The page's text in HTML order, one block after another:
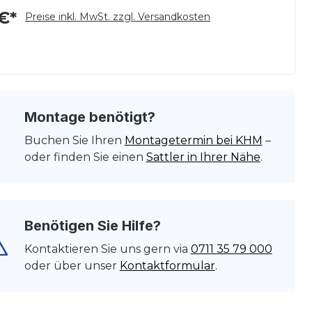
Preise inkl. MwSt. zzgl. Versandkosten
Montage benötigt?
Buchen Sie Ihren Montagetermin bei KHM –
oder finden Sie einen Sattler in Ihrer Nähe.
Benötigen Sie Hilfe?
Kontaktieren Sie uns gern via 0711 35 79 000
oder über unser Kontaktformular.